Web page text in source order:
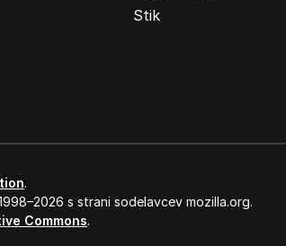
Stik
.
s strani sodelavcev mozilla.org.
Commons.